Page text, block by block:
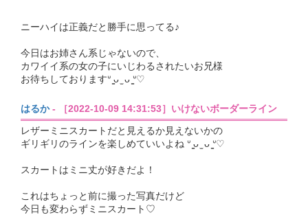
ニーハイは正義だと勝手に思ってる♪
今日はお姉さん系じゃないので、
カワイイ系の女の子にいじわるされたいお兄様
お待ちしておりますᐡ ̳ᴗ ̫ ᴗ ̳ᐡ♡
はるか- ［2022-10-09 14:31:53］いけないボーダーライン
レザーミニスカートだと見えるか見えないかの
ギリギリのラインを楽しめていいよね ᐡ ̳ᴗ ̫ ᴗ ̳ᐡ♡
スカートはミニ丈が好きだよ！
これはちょっと前に撮った写真だけど
今日も変わらずミニスカート♡